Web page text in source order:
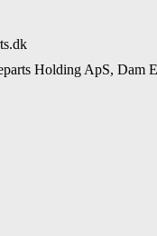
Holding ApS, Dam